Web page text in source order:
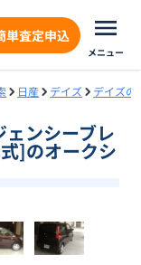
単査定申込
メニュー
日産 デイズ デイズの
ンシーブレ
]のオークシ
1/18